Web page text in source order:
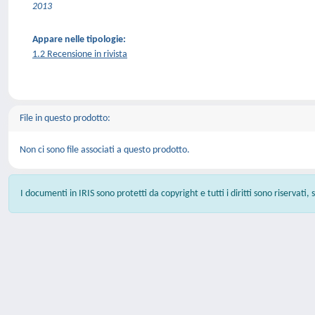
2013
Appare nelle tipologie:
1.2 Recensione in rivista
File in questo prodotto:
Non ci sono file associati a questo prodotto.
I documenti in IRIS sono protetti da copyright e tutti i diritti sono riservati,